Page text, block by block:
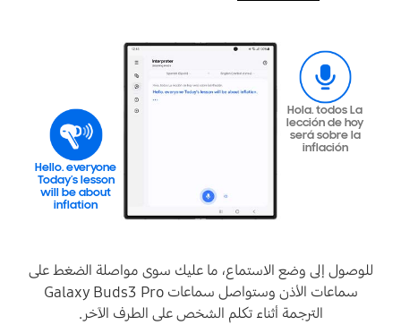
Hola. todos La
lección de hoy
será sobre la
inflación
Hello. everyone
Today’s lesson
will be about
inflation
للوصول إلى وضع الاستماع، ما عليك سوى مواصلة الضغط على
سماعات الأذن وستواصل سماعات Galaxy Buds3 Pro
الترجمة أثناء تكلم الشخص على الطرف الآخر.